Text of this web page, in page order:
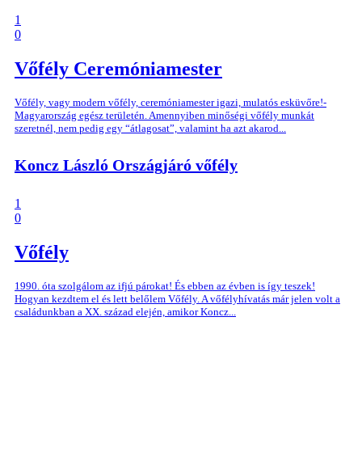
1
0
Vőfély Ceremóniamester
Vőfély, vagy modern vőfély, ceremóniamester igazi, mulatós esküvőre!-
Magyarország egész területén. Amennyiben minőségi vőfély munkát
szeretnél, nem pedig egy “átlagosat”, valamint ha azt akarod...
Koncz László Országjáró vőfély
1
0
Vőfély
1990. óta szolgálom az ifjú párokat! És ebben az évben is így teszek!
Hogyan kezdtem el és lett belőlem Vőfély. A vőfélyhívatás már jelen volt a
családunkban a XX. század elején, amikor Koncz...